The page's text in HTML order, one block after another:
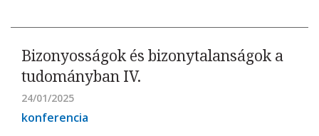
Bizonyosságok és bizonytalanságok a
tudományban IV.
24/01/2025
konferencia